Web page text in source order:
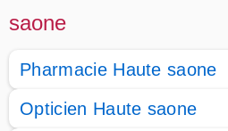
saone
Pharmacie Haute saone
Opticien Haute saone